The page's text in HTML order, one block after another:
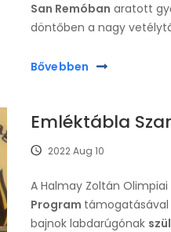
San Remóban aratott
döntőben a nagy
Bővebben
Emléktábla
2022 Aug 10
A Halmay Zoltán
Program
bajnok labdarúgónak